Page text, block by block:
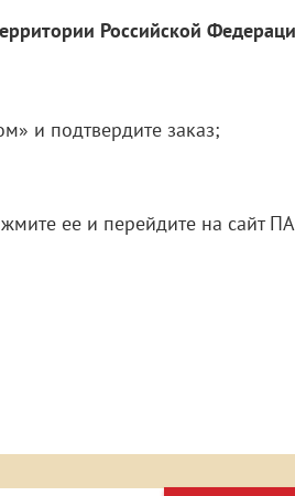
Российской
и подтвердите заказ;
ее и перейдите на сайт